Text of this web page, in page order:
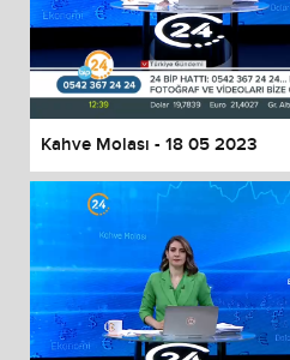
Kahve Molası - 18 05 2023